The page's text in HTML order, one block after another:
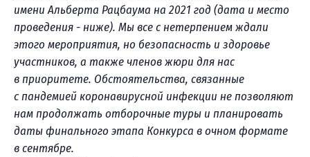
имени Альберта Рацбаума на 2021 год (дата и место
проведения - ниже). Мы все с нетерпением ждали
этого мероприятия, но безопасность и здоровье
участников, а также членов жюри для нас
в приоритете. Обстоятельства, связанные
с пандемией коронавирусной инфекции не позволяют
нам продолжать отборочные туры и планировать
даты финального этапа Конкурса в очном формате
в сентябре.